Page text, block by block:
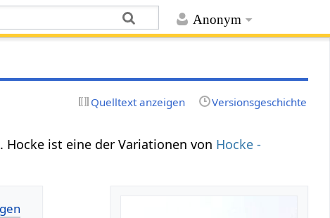
Anonym
Quelltext anzeigen Versionsgeschichte
. Hocke ist eine der Variationen von Hocke -